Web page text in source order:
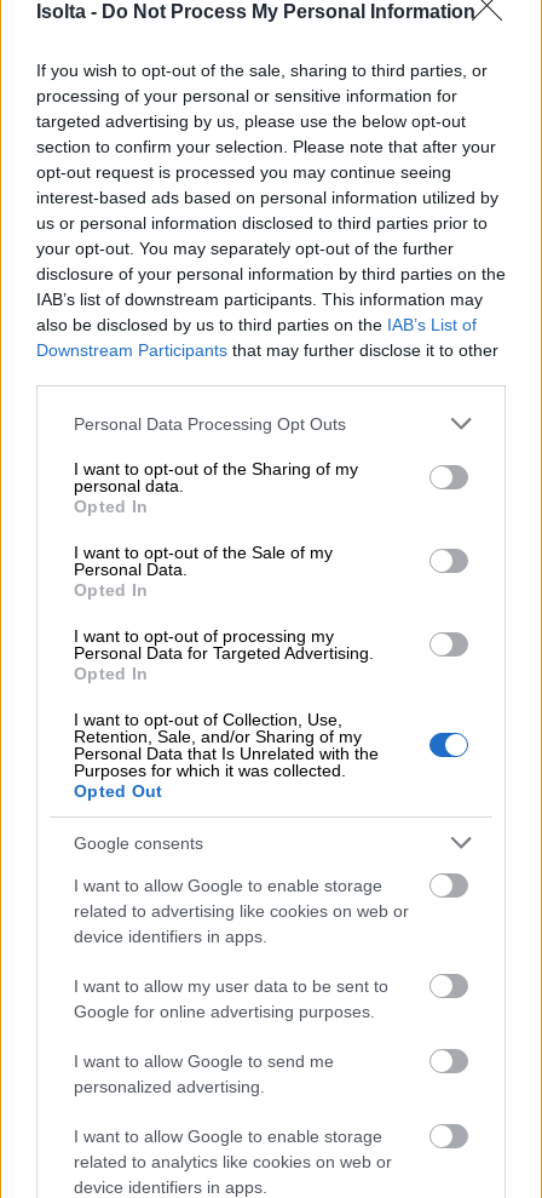
Isolta - Do Not Process My Personal Information
If you wish to opt-out of the sale, sharing to third parties, or
processing of your personal or sensitive information for
targeted advertising by us, please use the below opt-out
section to confirm your selection. Please note that after your
opt-out request is processed you may continue seeing
interest-based ads based on personal information utilized by
us or personal information disclosed to third parties prior to
your opt-out. You may separately opt-out of the further
disclosure of your personal information by third parties on the
IAB’s list of downstream participants. This information may
also be disclosed by us to third parties on the IAB’s List of
Downstream Participants that may further disclose it to other
Please note that this website/app uses one or more Google
not limited to your visit or usage behaviour. You may click to
grant or deny consent to Google and its third-party tags to
use your data for below specified purposes in below Google
consent section.
Personal Data Processing Opt Outs
I want to opt-out of the Sharing of my
personal data.
Opted In
I want to opt-out of the Sale of my
Personal Data.
Opted In
I want to opt-out of processing my
Personal Data for Targeted Advertising.
Opted In
I want to opt-out of Collection, Use,
Retention, Sale, and/or Sharing of my
Personal Data that Is Unrelated with the
Purposes for which it was collected.
Opted Out
Google consents
I want to allow Google to enable storage
related to advertising like cookies on web or
device identifiers in apps.
I want to allow my user data to be sent to
Google for online advertising purposes.
I want to allow Google to send me
personalized advertising.
I want to allow Google to enable storage
related to analytics like cookies on web or
device identifiers in apps.
Skicka alltid dina fakturor
på det sättet som din kund
Du kan skicka fakturorna från Finago Isolta
elektroniska kanaler. Du hittar mer information
om e-fakturering
Du är företagare. Du har kunder (eller annars är